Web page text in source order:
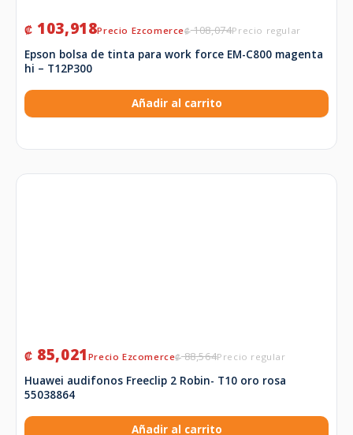
₡108,074
₡ 103,918
Epson bolsa de tinta para work force EM-C800 magenta
hi – T12P300
Añadir al carrito
₡88,564
₡ 85,021
Huawei audifonos Freeclip 2 Robin- T10 oro rosa
55038864
Añadir al carrito